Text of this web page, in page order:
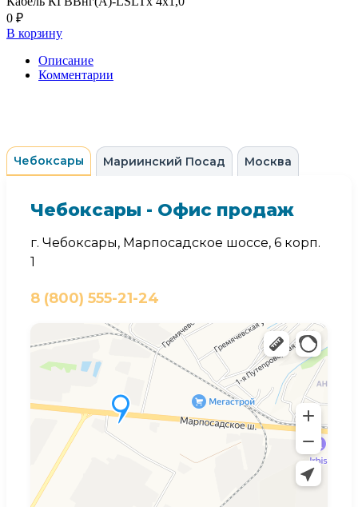
0 ₽
В корзину
Описание
Комментарии
Чебоксары Мариинский Посад Москва
Чебоксары - Офис продаж
г. Чебоксары, Марпосадское шоссе, 6 корп.
1
8 (800) 555-21-24